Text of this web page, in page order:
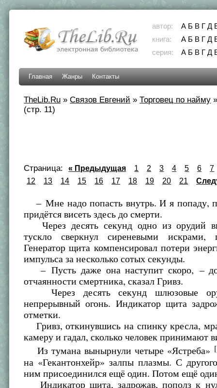
автор: А Б В Г Д
книга:
А Б В Г Д
серия:
А Б В Г Д
Главная Жанры Контакты
TheLib.Ru »Связов Евгений »Торговец по найму
(стр. 11)
Страница: « Предыдущая 1 2 3 4 5 6
7
12
13 14 15 16 17 18 19 20 21
– Мне надо попасть внутрь. И я попаду,
придётся висеть здесь до смерти.
Через десять секунд одно из орудий
тускло сверкнул сиреневыми искрами,
Генератор щита компенсировал потери
импульса за несколько сотых секунды.
– Пусть даже она наступит скоро, –
отчаянности смертника, сказал Гривз.
Через десять секунд шлюзовые
непрерывный огонь. Индикатор щита
отметки.
Гривз, откинувшись на спинку кресла,
камеру и гадал, сколько человек принимают
Из тумана вынырнули четыре «Ястреба»
на «Гекантонхейр» залпы плазмы. С
ним присоединился ещё один. Потом ещё
Индикатор щита, задрожав, пополз к